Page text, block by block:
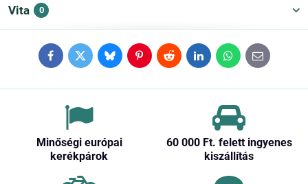
Vita 0
FacebookTwitterBlueskyPinterestRedditLinkedInWhatsApp
E-
mail
Minőségi európai
kerékpárok
60 000 Ft​. felett ingyenes
kiszállítás